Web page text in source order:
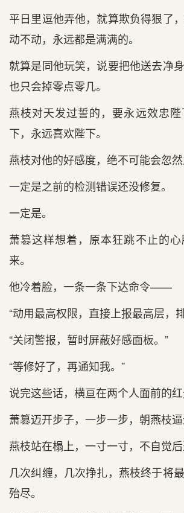
平日里逗他弄他，就算欺负得狠了
动不动，永远都是满满的。
就算是同他玩笑，说要把他送去净
也只会掉零点零几。
燕枝对天发过誓的，要永远效忠
下，永远喜欢陛下。
燕枝对他的好感度，绝不可能会忽然
一定是之前的检测错误还没修复。
一定是。
萧篡这样想着，原本狂跳不止的
来。
他冷着脸，一条一条下达命令——
“动用最高权限，直接上报最高层，
“关闭警报，暂时屏蔽好感面板。”
“等修好了，再通知我。”
说完这些话，横亘在两个人面前的红
萧篡迈开步子，一步一步，朝燕枝逼
燕枝站在榻上，一寸一寸，不自觉后
几次纠缠，几次挣扎，燕枝终于将
殆尽。